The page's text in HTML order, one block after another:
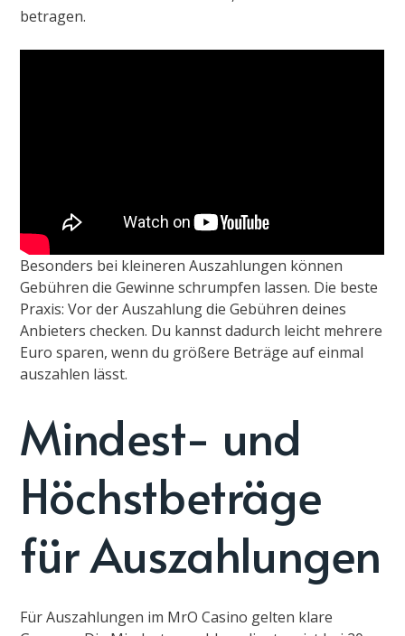
betragen.
Besonders bei kleineren Auszahlungen können
Gebühren die Gewinne schrumpfen lassen. Die beste
Praxis: Vor der Auszahlung die Gebühren deines
Anbieters checken. Du kannst dadurch leicht mehrere
Euro sparen, wenn du größere Beträge auf einmal
auszahlen lässt.
Mindest- und
Höchstbeträge
für Auszahlungen
Für Auszahlungen im MrO Casino gelten klare